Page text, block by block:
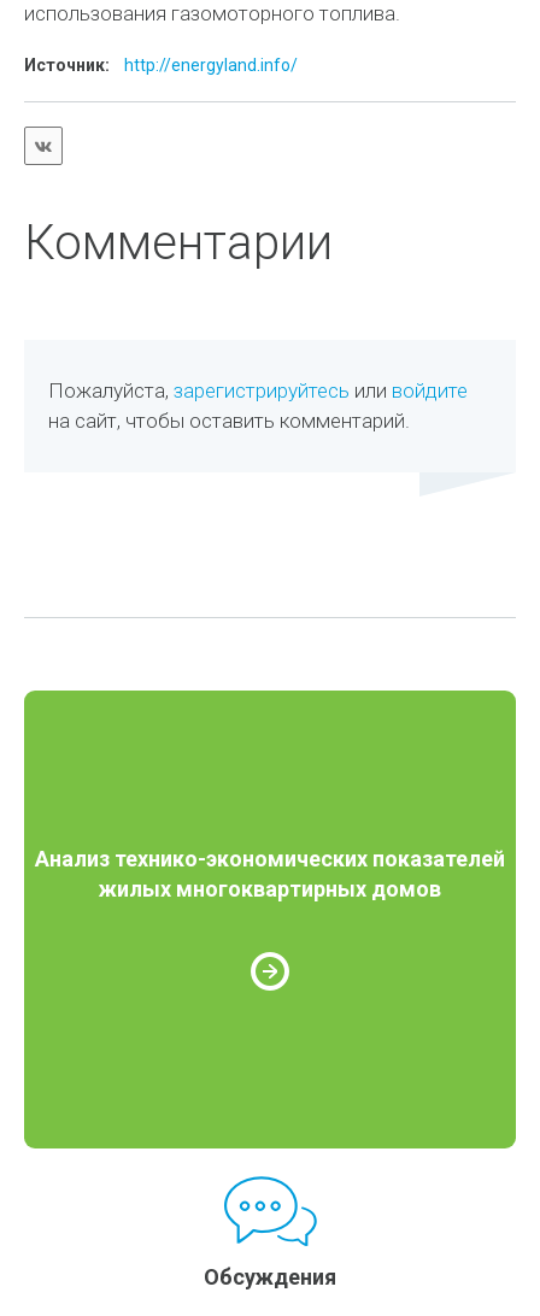
использования газомоторного топлива.
Источник: http://energyland.info/
Комментарии
Пожалуйста,зарегистрируйтесь или войдите
на сайт, чтобы оставить комментарий.
Анализ технико-экономических показателей
жилых многоквартирных домов
Обсуждения